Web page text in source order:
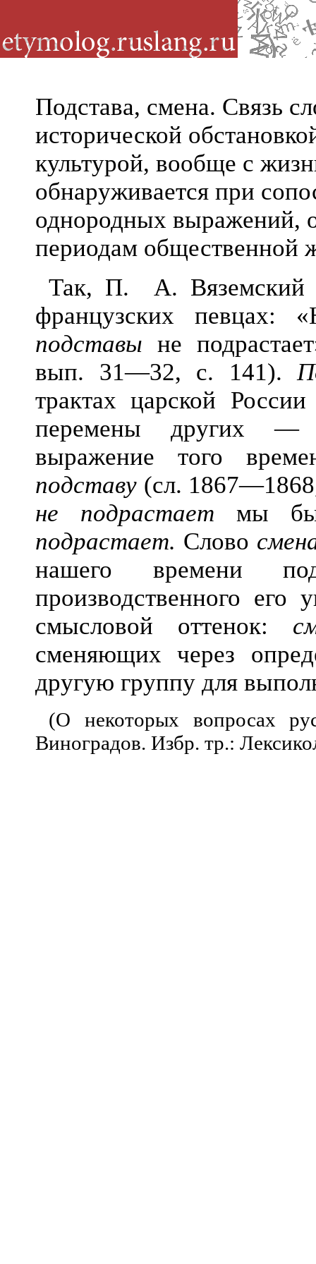
Подстава, смена. Связь
исторической
культурой, вообще с
обнаруживается при
однородных выражений,
периодам общественной
Так, П. А. Вяземский
французских певцах:
подставы не
вып. 31—32, с. 141).
трактах царской
перемены других —
выражение того
подставу (сл.
не подрастает мы бы
подрастает. Слово
нашего времени
производственного его
смысловой оттенок:
сменяющих через
другую группу для
(О некоторых вопросах
Виноградов. Избр. тр.: